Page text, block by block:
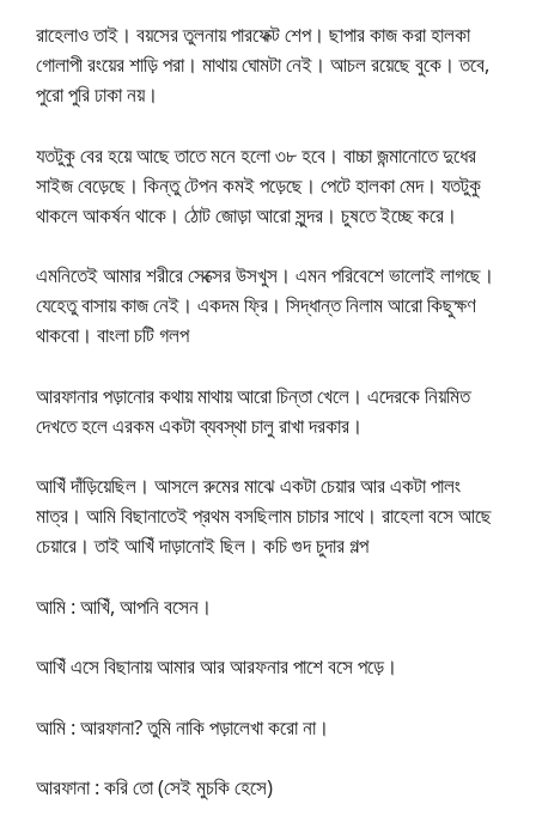
রাহেলাও তাই। বয়সের তুলনায় পারফেক্ট শেপ। ছাপার কাজ করা হালকা
গোলাপী রংয়ের শাড়ি পরা। মাথায় ঘোমটা নেই। আচল রয়েছে বুকে। তবে,
পুরো পুরি ঢাকা নয়।
যতটুকু বের হয়ে আছে তাতে মনে হলো ৩৮ হবে। বাচ্চা জন্মানোতে দুধের
সাইজ বেড়েছে। কিন্তু টেপন কমই পড়েছে। পেটে হালকা মেদ। যতটুকু
থাকলে আকর্ষন থাকে। ঠোট জোড়া আরো সুন্দর। চুষতে ইচ্ছে করে।
এমনিতেই আমার শরীরে সেক্সের উসখুস। এমন পরিবেশে ভালোই লাগছে।
যেহেতু বাসায় কাজ নেই। একদম ফ্রি। সিদ্ধান্ত নিলাম আরো কিছুক্ষণ
থাকবো। বাংলা চটি গলপ
আরফানার পড়ানোর কথায় মাথায় আরো চিন্তা খেলে। এদেরকে নিয়মিত
দেখতে হলে এরকম একটা ব্যবস্থা চালু রাখা দরকার।
আখিঁ দাঁড়িয়েছিল। আসলে রুমের মাঝে একটা চেয়ার আর একটা পালং
মাত্র। আমি বিছানাতেই প্রথম বসছিলাম চাচার সাথে। রাহেলা বসে আছে
চেয়ারে। তাই আখিঁ দাড়ানোই ছিল। কচি গুদ চুদার গল্প
আমি : আখিঁ, আপনি বসেন।
আখিঁ এসে বিছানায় আমার আর আরফনার পাশে বসে পড়ে।
আমি : আরফানা? তুমি নাকি পড়ালেখা করো না।
আরফানা : করি তো (সেই মুচকি হেসে)